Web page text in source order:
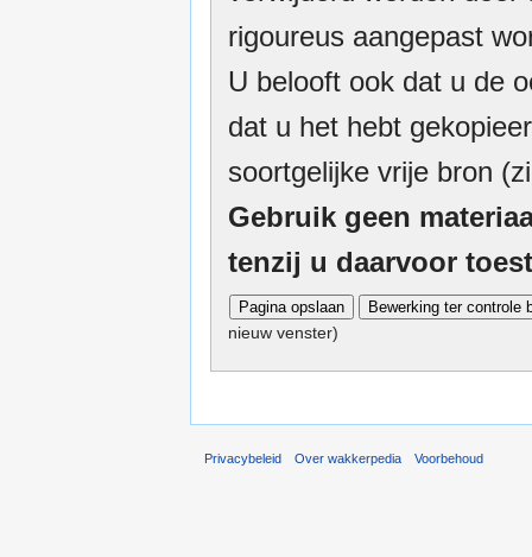
rigoureus aangepast
U belooft ook dat u de
dat u het hebt
soortgelijke vrije bron
Gebruik geen
tenzij u daarvoor
nieuw venster)
Privacybeleid Over wakkerpedia Voorbehoud